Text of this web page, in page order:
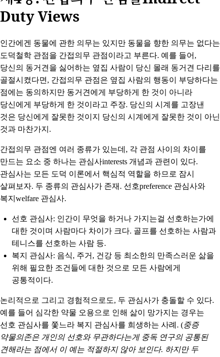
Duty Views
인간에겐 동물에 관한 의무는 있지만 동물을 향한 의무는 없다는
도덕철학 관점을 간접의무 관점이라고 부른다. 예를 들어,
당신의 동거견을 싫어하는 옆집 사람이 당신 몰래 동거견 다리를
골절시켰다면, 간접의무 관점은 옆집 사람의 행동이 부당하다는
점에는 동의하지만 동거견에게 부당하게 한 것이 아니라
당신에게 부당하게 한 것이라고 주장. 당신의 시계를 고장낸
것은 당신에게 잘못한 것이지 당신의 시계에게 잘못한 것이 아닌
것과 마찬가지.
간접의무 관점엔 여러 종류가 있는데, 각 관점 사이의 차이를
만드는 요소 중 하나는 관심사interests 개념과 관련이 있다.
관심사는 모든 도덕 이론에서 핵심적 역할을 하므로 잠시
살펴보자. 두 종류의 관심사가 존재. 선호preference 관심사와
복지welfare 관심사.
선호 관심사: 인간이 무엇을 하거나 가지는걸 선호하는가에
대한 것이며 사람마다 차이가 크다. 골프를 선호하는 사람과
테니스를 선호하는 사람 등.
복지 관심사: 음식, 주거, 건강 등 최소한의 만족스러운 삶을
위해 필요한 조건들에 대한 것으로 모든 사람에게
공통적이다.
논리적으로 그리고 경험적으로도, 두 관심사가 충돌할 수 있다.
예를 들어 심각한 약물 오용으로 인해 삶이 망가지는 경우는
선호 관심사를 쫓느라 복지 관심사를 희생하는 사례. (중증
약물의존은 개인의 선호와 무관하다는게 중독 연구의 공통된
견해라는 점에서 이 예는 적절하지 않아 보인다. 하지만 두